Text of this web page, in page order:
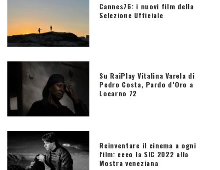
Cannes76: i nuovi film della
Selezione Ufficiale
Su RaiPlay Vitalina Varela di
Pedro Costa, Pardo d’Oro a
Locarno 72
Reinventare il cinema a ogni
film: ecco la SIC 2022 alla
Mostra veneziana